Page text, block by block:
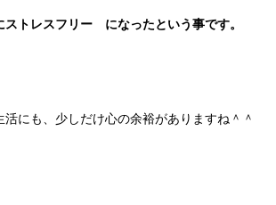
ストレスフリー になったという事です。
にも、少しだけ心の余裕がありますね＾＾